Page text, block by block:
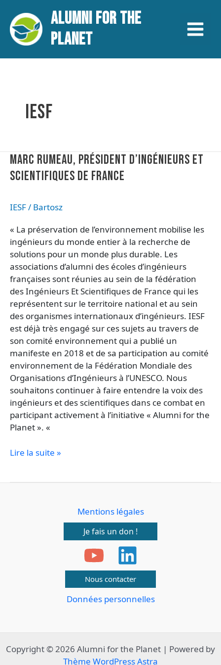
contenu
ALUMNI FOR THE
PLANET
Menu
IESF
MARC RUMEAU, PRÉSIDENT D’INGÉNIEURS ET
SCIENTIFIQUES DE FRANCE
IESF/ Bartosz
« La préservation de l’environnement mobilise les
ingénieurs du monde entier à la recherche de
solutions pour un monde plus durable. Les
associations d’alumni des écoles d’ingénieurs
françaises sont réunies au sein de la fédération
des Ingénieurs Et Scientifiques de France qui les
représentent sur le territoire national et au sein
des organismes internationaux d’ingénieurs. IESF
est déjà très engagé sur ces sujets au travers de
son comité environnement qui a publié un
manifeste en 2018 et de sa participation au comité
environnement de la Fédération Mondiale des
Organisations d’Ingénieurs à l’UNESCO. Nous
souhaitons continuer à faire entendre la voix des
ingénieurs et des scientifiques dans ce combat en
participant activement à l’initiative « Alumni for the
Planet ». «
Marc
Rumeau,
Président
Et
de
France
Lire la suite »
Mentions légales
Je fais un don !
Nous contacter
Données personnelles
Copyright © 2026 Alumni for the Planet | Powered by
Thème WordPress Astra